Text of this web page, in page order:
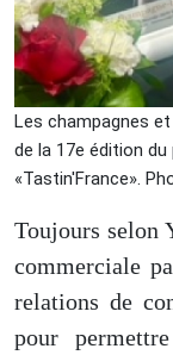
Les champagnes
de la 17e édition
«Tastin'France».
Toujours selon
commerciale
relations de
pour